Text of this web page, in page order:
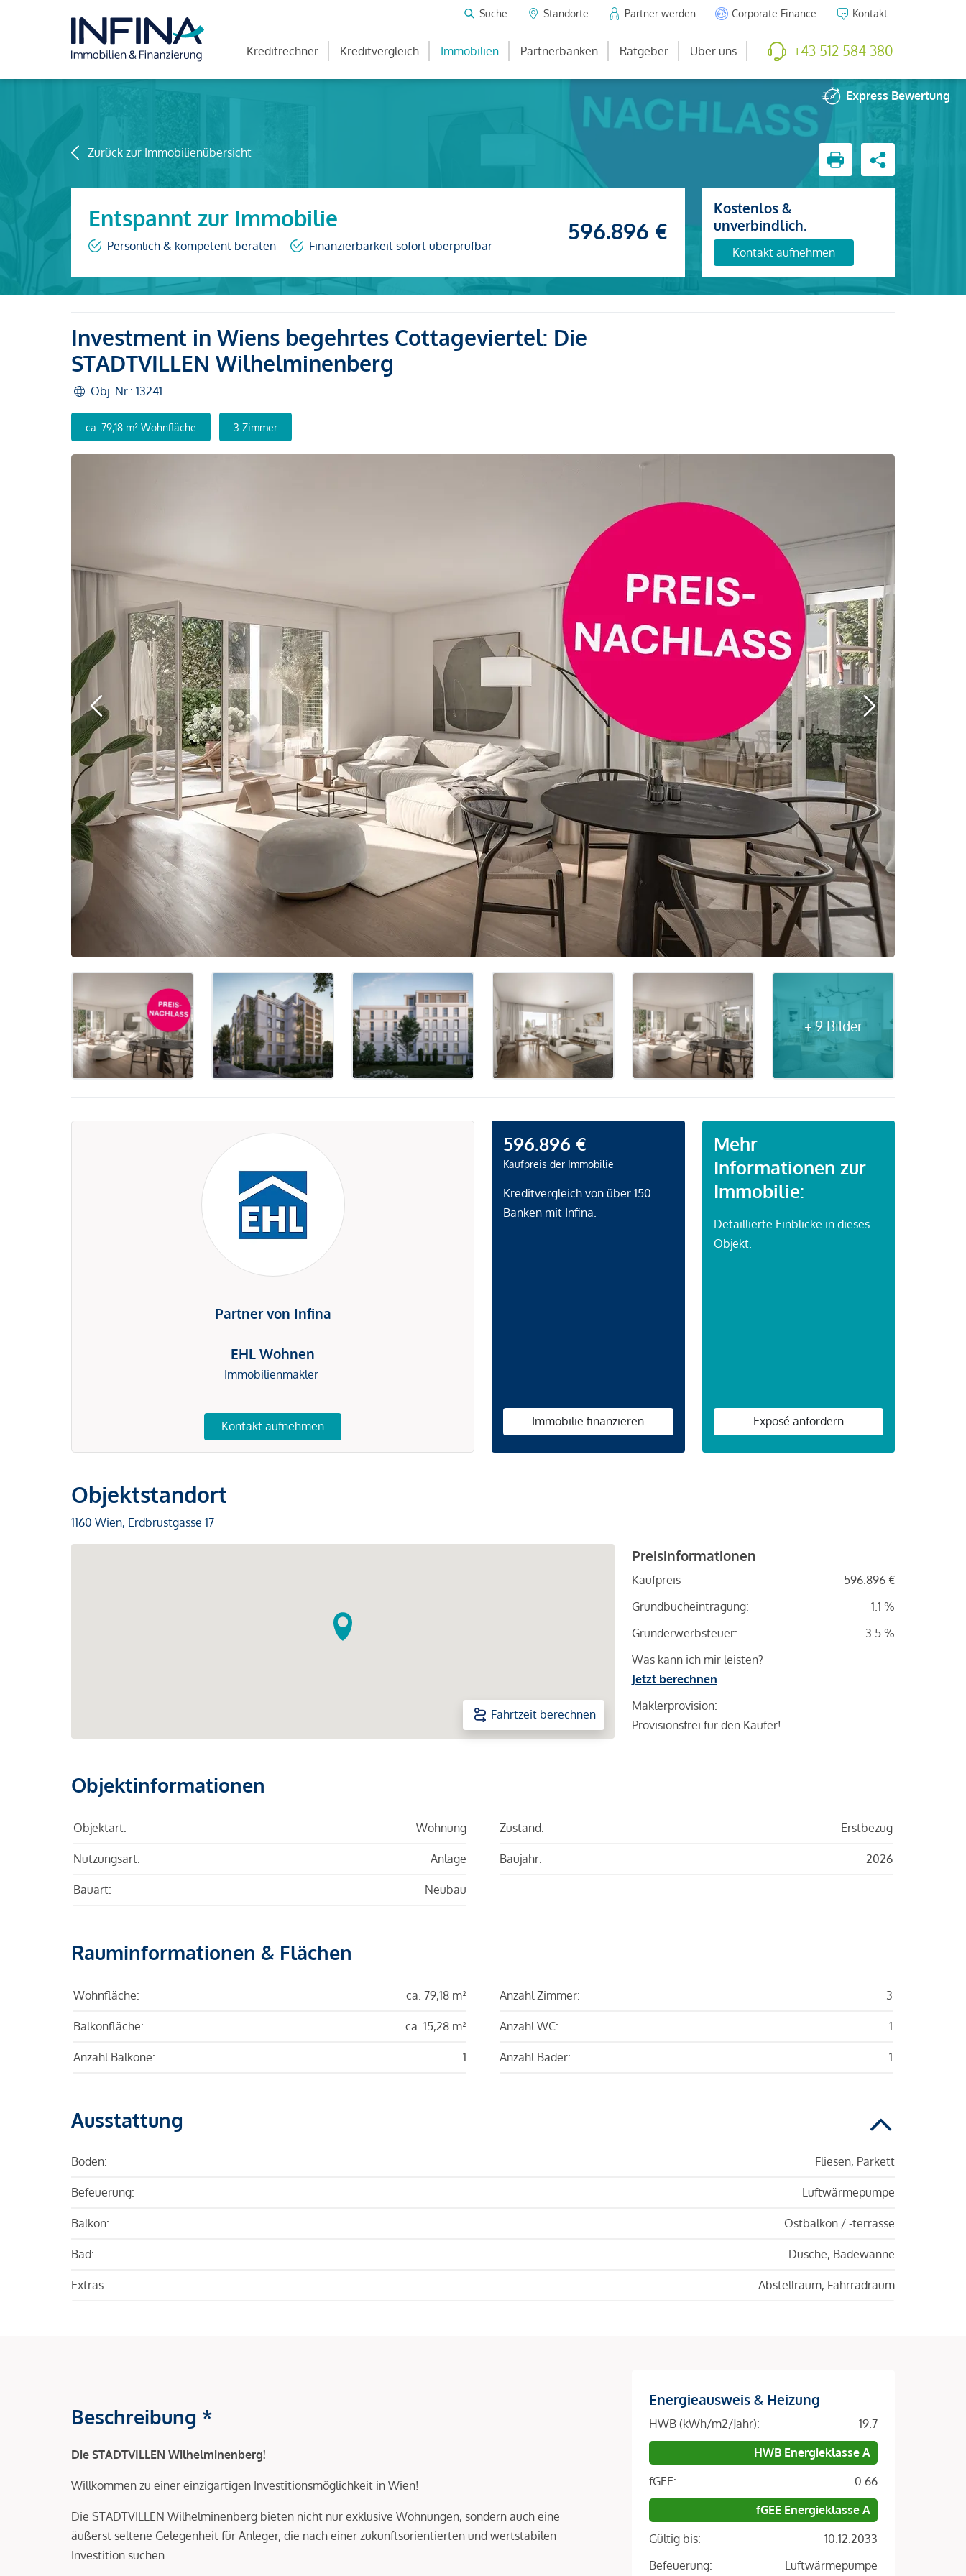
Suche Standorte Partner werden Corporate Finance Kontakt
Kreditrechner Kreditvergleich Immobilien Partnerbanken Ratgeber Über uns +43 512 584 380
Express Bewertung
Zurück zur Immobilienübersicht
Entspannt zur Immobilie
Persönlich & kompetent beraten Finanzierbarkeit sofort überprüfbar
596.896 €
Kostenlos &
unverbindlich.
Kontakt aufnehmen
+ 9 Bilder
Investment in Wiens begehrtes Cottageviertel: Die
STADTVILLEN Wilhelminenberg
Obj. Nr.: 13241
ca. 79,18 m² Wohnfläche 3 Zimmer
Partner von Infina
EHL Wohnen
Immobilienmakler
Kontakt aufnehmen
596.896 €
Kaufpreis der Immobilie
Kreditvergleich von über 150
Banken mit Infina.
Immobilie finanzieren
Mehr
Informationen zur
Immobilie:
Detaillierte Einblicke in dieses
Objekt.
Exposé anfordern
Objektstandort
1160 Wien, Erdbrustgasse 17
Fahrtzeit berechnen
Preisinformationen
Kaufpreis
596.896 €
Grundbucheintragung:
1.1 %
Grunderwerbsteuer:
3.5 %
Was kann ich mir leisten?
Jetzt berechnen
Maklerprovision:
Provisionsfrei für den Käufer!
Objektinformationen
Objektart: Wohnung
Nutzungsart: Anlage
Bauart: Neubau
Zustand: Erstbezug
Baujahr: 2026
Rauminformationen & Flächen
Wohnfläche: ca. 79,18 m²
Balkonfläche: ca. 15,28 m²
Anzahl Balkone: 1
Anzahl Zimmer: 3
Anzahl WC: 1
Anzahl Bäder: 1
Ausstattung
Boden: Fliesen, Parkett
Befeuerung: Luftwärmepumpe
Balkon: Ostbalkon / -terrasse
Bad: Dusche, Badewanne
Extras: Abstellraum, Fahrradraum
Beschreibung *
Die STADTVILLEN Wilhelminenberg!
Willkommen zu einer einzigartigen Investitionsmöglichkeit in Wien!
Die STADTVILLEN Wilhelminenberg bieten nicht nur exklusive Wohnungen, sondern auch eine
äußerst seltene Gelegenheit für Anleger, die nach einer zukunftsorientierten und wertstabilen
Investition suchen.
Energieausweis & Heizung
HWB (kWh/m2/Jahr):
19.7
HWB Energieklasse A
fGEE:
0.66
fGEE Energieklasse A
Gültig bis:
10.12.2033
Befeuerung:
Luftwärmepumpe